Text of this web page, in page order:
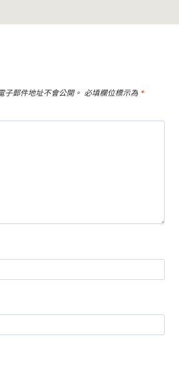
子郵件地址不會公開。 必填欄位標示為 *